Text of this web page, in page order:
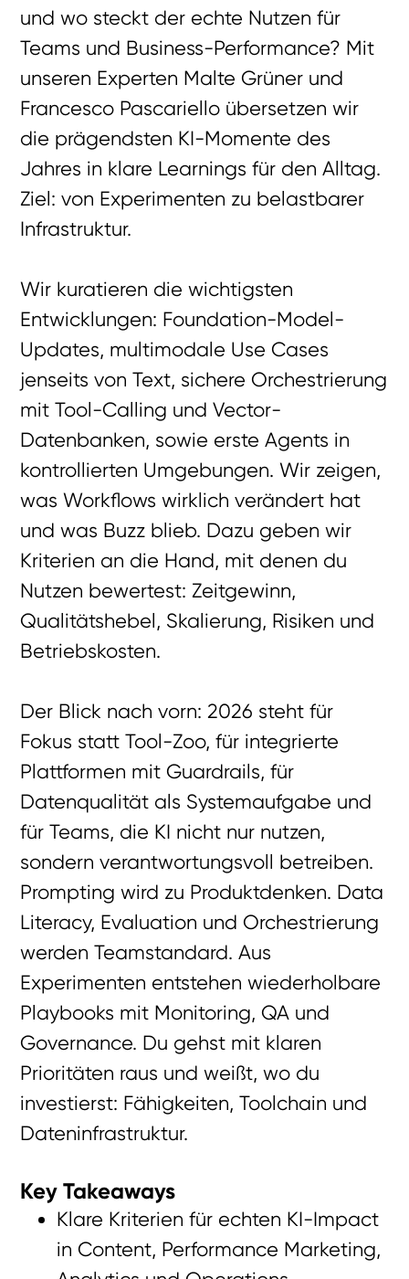
und wo steckt der echte Nutzen für
Teams und Business-Performance? Mit
unseren Experten Malte Grüner und
Francesco Pascariello übersetzen wir
die prägendsten KI-Momente des
Jahres in klare Learnings für den Alltag.
Ziel: von Experimenten zu belastbarer
Infrastruktur.
Wir kuratieren die wichtigsten
Entwicklungen: Foundation-Model-
Updates, multimodale Use Cases
jenseits von Text, sichere Orchestrierung
mit Tool-Calling und Vector-
Datenbanken, sowie erste Agents in
kontrollierten Umgebungen. Wir zeigen,
was Workflows wirklich verändert hat
und was Buzz blieb. Dazu geben wir
Kriterien an die Hand, mit denen du
Nutzen bewertest: Zeitgewinn,
Qualitätshebel, Skalierung, Risiken und
Betriebskosten.
Der Blick nach vorn: 2026 steht für
Fokus statt Tool-Zoo, für integrierte
Plattformen mit Guardrails, für
Datenqualität als Systemaufgabe und
für Teams, die KI nicht nur nutzen,
sondern verantwortungsvoll betreiben.
Prompting wird zu Produktdenken. Data
Literacy, Evaluation und Orchestrierung
werden Teamstandard. Aus
Experimenten entstehen wiederholbare
Playbooks mit Monitoring, QA und
Governance. Du gehst mit klaren
Prioritäten raus und weißt, wo du
investierst: Fähigkeiten, Toolchain und
Dateninfrastruktur.
Key Takeaways
Klare Kriterien für echten KI-Impact
in Content, Performance Marketing,